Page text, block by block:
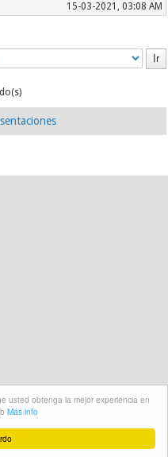
usted obtenga la mejor experiencia en
Más info
15-03-2021, 03:08 AM
Grupo Telegram